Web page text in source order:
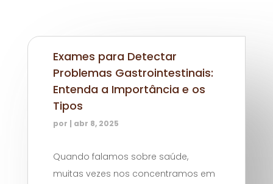
Exames para Detectar
Problemas Gastrointestinais:
Entenda a Importância e os
Tipos
por | abr 8, 2025
Quando falamos sobre saúde,
muitas vezes nos concentramos em